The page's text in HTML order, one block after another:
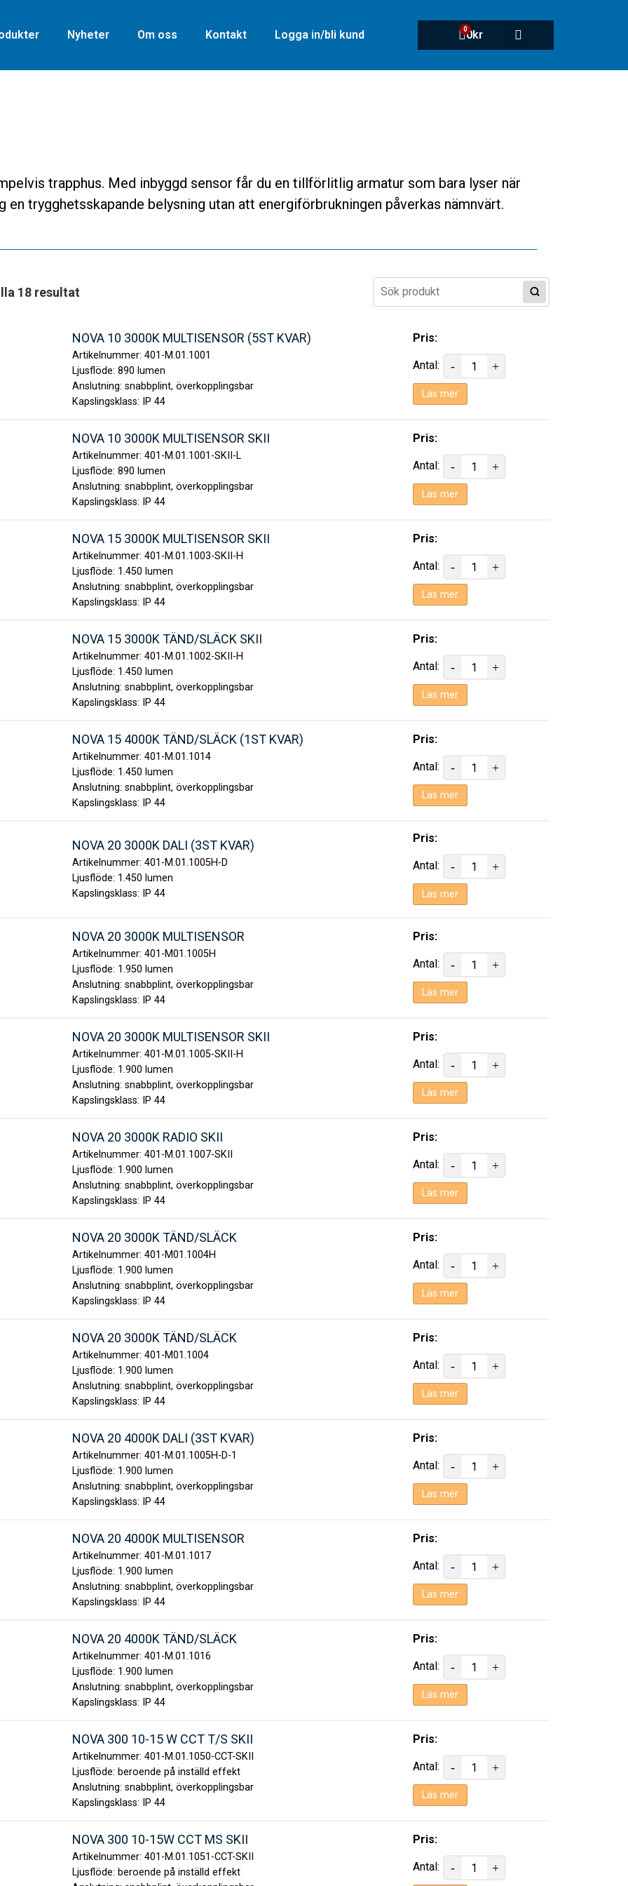
Nyheter Om oss Kontakt Logga in/bli kund 0kr
0
trapphus. Med inbyggd sensor får du en tillförlitlig armatur som bara lyser när
en trygghetsskapande belysning utan att energiförbrukningen påverkas nämnvärt.
18 resultat
NOVA 10 3000K MULTISENSOR (5ST KVAR)
Artikelnummer: 401-M.01.1001
Ljusflöde: 890 lumen
Anslutning: snabbplint, överkopplingsbar
Kapslingsklass:
IP 44
Pris:
Antal:
Läs mer
NOVA 10 3000K MULTISENSOR SKII
Artikelnummer: 401-M.01.1001-SKII-L
Ljusflöde: 890 lumen
Anslutning: snabbplint, överkopplingsbar
Kapslingsklass:
IP 44
Pris:
Antal:
Läs mer
NOVA 15 3000K MULTISENSOR SKII
Artikelnummer: 401-M.01.1003-SKII-H
Ljusflöde: 1.450 lumen
Anslutning: snabbplint, överkopplingsbar
Kapslingsklass:
IP 44
Pris:
Antal:
Läs mer
NOVA 15 3000K TÄND/SLÄCK SKII
Artikelnummer: 401-M.01.1002-SKII-H
Ljusflöde: 1.450 lumen
Anslutning: snabbplint, överkopplingsbar
Kapslingsklass:
IP 44
Pris:
Antal:
Läs mer
NOVA 15 4000K TÄND/SLÄCK (1ST KVAR)
Artikelnummer: 401-M.01.1014
Ljusflöde: 1.450 lumen
Anslutning: snabbplint, överkopplingsbar
Kapslingsklass:
IP 44
Pris:
Antal:
Läs mer
NOVA 20 3000K DALI (3ST KVAR)
Artikelnummer: 401-M.01.1005H-D
Ljusflöde: 1.450 lumen
Kapslingsklass:
IP 44
Pris:
Antal:
Läs mer
NOVA 20 3000K MULTISENSOR
Artikelnummer: 401-M01.1005H
Ljusflöde: 1.950 lumen
Anslutning: snabbplint, överkopplingsbar
Kapslingsklass:
IP 44
Pris:
Antal:
Läs mer
NOVA 20 3000K MULTISENSOR SKII
Artikelnummer: 401-M.01.1005-SKII-H
Ljusflöde: 1.900 lumen
Anslutning: snabbplint, överkopplingsbar
Kapslingsklass:
IP 44
Pris:
Antal:
Läs mer
NOVA 20 3000K RADIO SKII
Artikelnummer: 401-M.01.1007-SKII
Ljusflöde: 1.900 lumen
Anslutning: snabbplint, överkopplingsbar
Kapslingsklass:
IP 44
Pris:
Antal:
Läs mer
NOVA 20 3000K TÄND/SLÄCK
Artikelnummer: 401-M01.1004H
Ljusflöde: 1.900 lumen
Anslutning: snabbplint, överkopplingsbar
Kapslingsklass:
IP 44
Pris:
Antal:
Läs mer
NOVA 20 3000K TÄND/SLÄCK
Artikelnummer: 401-M01.1004
Ljusflöde: 1.900 lumen
Anslutning: snabbplint, överkopplingsbar
Kapslingsklass:
IP 44
Pris:
Antal:
Läs mer
NOVA 20 4000K DALI (3ST KVAR)
Artikelnummer: 401-M.01.1005H-D-1
Ljusflöde: 1.900 lumen
Anslutning: snabbplint, överkopplingsbar
Kapslingsklass:
IP 44
Pris:
Antal:
Läs mer
NOVA 20 4000K MULTISENSOR
Artikelnummer: 401-M.01.1017
Ljusflöde: 1.900 lumen
Anslutning: snabbplint, överkopplingsbar
Kapslingsklass:
IP 44
Pris:
Antal:
Läs mer
NOVA 20 4000K TÄND/SLÄCK
Artikelnummer: 401-M.01.1016
Ljusflöde: 1.900 lumen
Anslutning: snabbplint, överkopplingsbar
Kapslingsklass:
IP 44
Pris:
Antal:
Läs mer
NOVA 300 10-15 W CCT T/S SKII
Artikelnummer: 401-M.01.1050-CCT-SKII
Ljusflöde: beroende på inställd effekt
Anslutning: snabbplint, överkopplingsbar
Kapslingsklass:
IP 44
Pris:
Antal:
Läs mer
NOVA 300 10-15W CCT MS SKII
Artikelnummer: 401-M.01.1051-CCT-SKII
Ljusflöde: beroende på inställd effekt
Pris:
Antal: